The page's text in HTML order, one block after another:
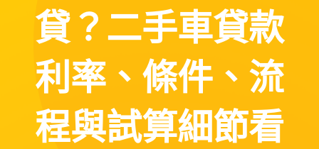
貸？二手車貸款
利率、條件、流
程與試算細節看